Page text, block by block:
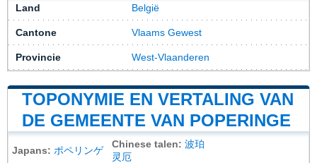
Land België
Cantone Vlaams Gewest
Provincie West-Vlaanderen
TOPONYMIE EN VERTALING VAN
DE GEMEENTE VAN POPERINGE
Japans: ポペリンゲ
Chinese talen: 波珀
灵厄